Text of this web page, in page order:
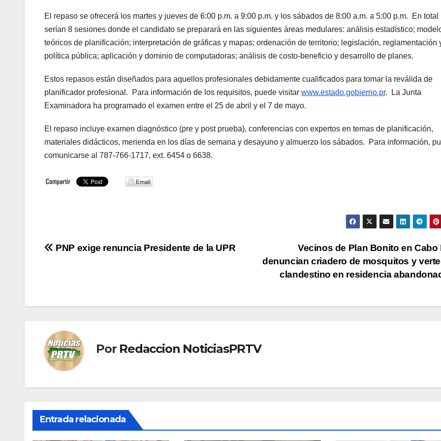
El repaso se ofrecerá los martes y jueves de 6:00 p.m. a 9:00 p.m. y los sábados de 8:00 a.m. a 5:00 p.m. En total
serían 8 sesiones donde el candidato se preparará en las siguientes áreas medulares: análisis estadístico;
teóricos de planificación; interpretación de gráficas y mapas; ordenación de territorio; legislación, reglamentación
política pública; aplicación y dominio de computadoras; análisis de costo-beneficio y desarrollo de planes.
Estos repasos están diseñados para aquellos profesionales debidamente cualificados para tomar la reválida de
planificador profesional. Para información de los requisitos, puede visitar www.estado.gobierno.pr. La Junta
Examinadora ha programado el examen entre el 25 de abril y el 7 de mayo.
El repaso incluye examen diagnóstico (pre y post prueba), conferencias con expertos en temas de planificación,
materiales didácticos, merienda en los días de semana y desayuno y almuerzo los sábados. Para información,
comunicarse al 787-766-1717, ext. 6454 o 6638.
Navegación
Vecinos de Plan Bonito en Cabo
denuncian criadero de mosquitos y
clandestino en residencia
PNP exige renuncia Presidente de la UPR
Por Redaccion NoticiasPRTV
Entrada relacionada